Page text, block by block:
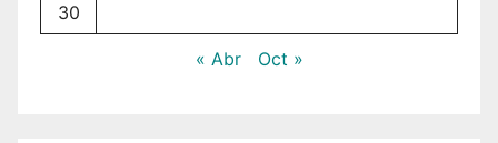
30
« Abr Oct »